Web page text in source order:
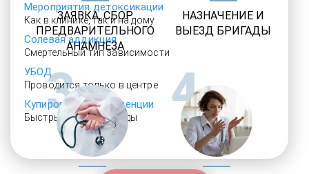
Мероприятия детоксикации
Как в клинике, так и на дому
Солевая аддикция
Смертельный тип зависимости
УБОД
Проводится только в центре
Купирование абстиненции
Быстрый выезд бригады
ЗАЯВКА, СБОР
ПРЕДВАРИТЕЛЬНОГО
АНАМНЕЗА
НАЗНАЧЕНИЕ И
ВЫЕЗД БРИГАДЫ
3 4